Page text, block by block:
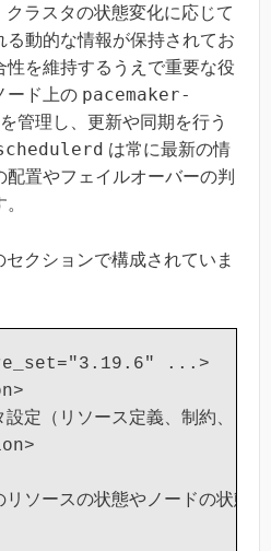
ラスタの状態変化に応じて
る動的な情報が保持されてお
性を維持するうえで重要な役
ード上の pacemaker-
管理し、更新や同期を行う
は常に最新の情
置やフェイルオーバーの判
クションで構成されていま
...>
定（リソース定義、制約、ノ
ソースの状態やノードの状態